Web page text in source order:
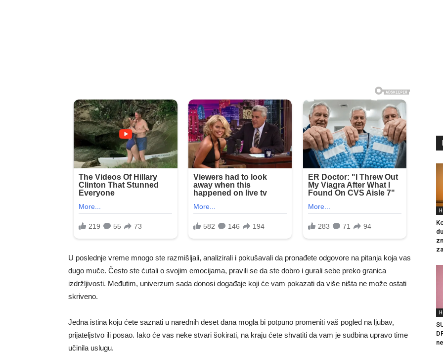
U poslednje vreme mnogo ste razmišljali, analizirali i pokušavali da pronađete odgovore na pitanja koja vas
dugo muče. Često ste ćutali o svojim emocijama, pravili se da ste dobro i gurali sebe preko granica
izdržljivosti. Međutim, univerzum sada donosi događaje koji će vam pokazati da više ništa ne može ostati
skriveno.
Jedna istina koju ćete saznati u narednih deset dana mogla bi potpuno promeniti vaš pogled na ljubav,
prijateljstvo ili posao. Iako će vas neke stvari šokirati, na kraju ćete shvatiti da vam je sudbina upravo time
učinila uslugu.